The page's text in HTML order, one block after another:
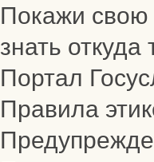
Покажи
знать откуда
Портал
Правила